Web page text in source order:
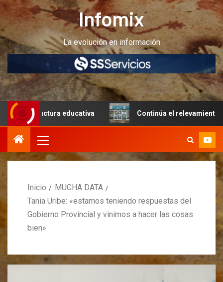
Infomix
La evolución en información
educativa Continúa el relevamiento técnico
Inicio
MUCHA DATA
Tania Uribe: «estamos teniendo respuestas del
Gobierno Provincial y vinimos a hacer las cosas
bien»